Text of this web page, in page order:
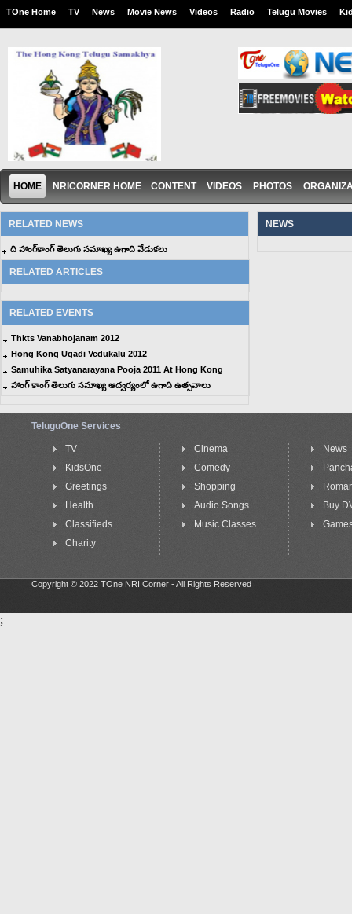
TOne Home TV News Movie News Videos Radio Telugu Movies
HOME NRICORNER HOME CONTENT VIDEOS PHOTOS
RELATED NEWS
ది హాంగ్‌కాంగ్‌ తెలుగు సమాఖ్య ఉగాది వేడుకలు
RELATED ARTICLES
RELATED EVENTS
Thkts Vanabhojanam 2012
Hong Kong Ugadi Vedukalu 2012
Samuhika Satyanarayana Pooja 2011 At Hong Kong
హాంగ్ కాంగ్ తెలుగు సమాఖ్య ఆద్వర్యంలో ఉగాది ఉత్సవాలు
NEWS
TeluguOne Services
TV
KidsOne
Greetings
Health
Classifieds
Charity
Cinema
Comedy
Shopping
Audio Songs
Music Classes
News
Buy
Copyright © 2022 TOne NRI Corner - All Rights Reserved
;